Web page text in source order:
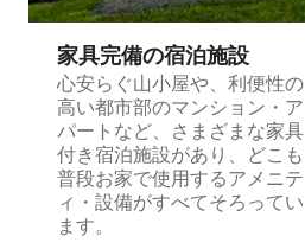
家具完備の宿⁠泊⁠施⁠設
心安らぐ山小屋や、利便性の
高い都市部のマンション・ア
パートなど、さまざまな家具
付き宿泊施設があり、どこも
普段お家で使用するアメニテ
ィ・設備がすべてそろってい
ます。